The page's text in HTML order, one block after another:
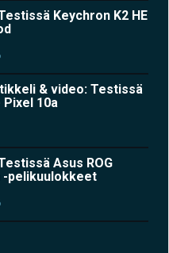
Keychron K2 HE
& video: Testissä
Pixel 10a
Asus ROG
-pelikuulokkeet